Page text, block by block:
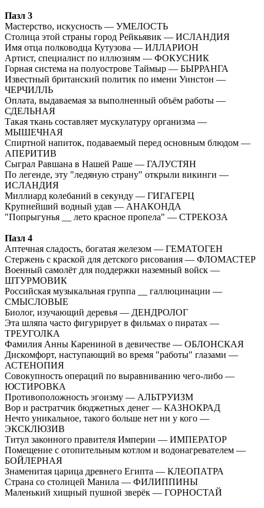
Пазл 3
Мастерство, искусность — УМЕЛОСТЬ
Столица этой страны город Рейкьявик — ИСЛАНДИЯ
Имя отца полководца Кутузова — ИЛЛАРИОН
Артист, специалист по иллюзиям — ФОКУСНИК
Горная система на полуострове Таймыр — БЫРРАНГА
Известный британский политик по имени Уинстон —
ЧЕРЧИЛЛЬ
Оплата, выдаваемая за выполненный объём работы —
СДЕЛЬНАЯ
Такая ткань составляет мускулатуру организма —
МЫШЕЧНАЯ
Спиртной напиток, подаваемый перед основным блюдом —
АПЕРИТИВ
Сыграл Равшана в Нашей Раше — ГАЛУСТЯН
По легенде, эту "ледяную страну" открыли викинги —
ИСЛАНДИЯ
Миллиард колебаний в секунду — ГИГАГЕРЦ
Крупнейший водный удав — АНАКОНДА
"Попрыгунья __ лето красное пропела" — СТРЕКОЗА
Пазл 4
Аптечная сладость, богатая железом — ГЕМАТОГЕН
Стержень с краской для детского рисования — ФЛОМАСТЕР
Военный самолёт для поддержки наземный войск —
ШТУРМОВИК
Российская музыкальная группа __ галлюцинации —
СМЫСЛОВЫЕ
Биолог, изучающий деревья — ДЕНДРОЛОГ
Эта шляпа часто фигурирует в фильмах о пиратах —
ТРЕУГОЛКА
Фамилия Анны Карениной в девичестве — ОБЛОНСКАЯ
Дискомфорт, наступающий во время "работы" глазами —
АСТЕНОПИЯ
Совокупность операций по выравниванию чего-либо —
ЮСТИРОВКА
Противоположность эгоизму — АЛЬТРУИЗМ
Вор и растратчик бюджетных денег — КАЗНОКРАД
Нечто уникальное, такого больше нет ни у кого —
ЭКСКЛЮЗИВ
Титул законного правителя Империи — ИМПЕРАТОР
Помещение с отопительным котлом и водонагревателем —
БОЙЛЕРНАЯ
Знаменитая царица древнего Египта — КЛЕОПАТРА
Страна со столицей Манила — ФИЛИППИНЫ
Маленький хищный пушной зверёк — ГОРНОСТАЙ